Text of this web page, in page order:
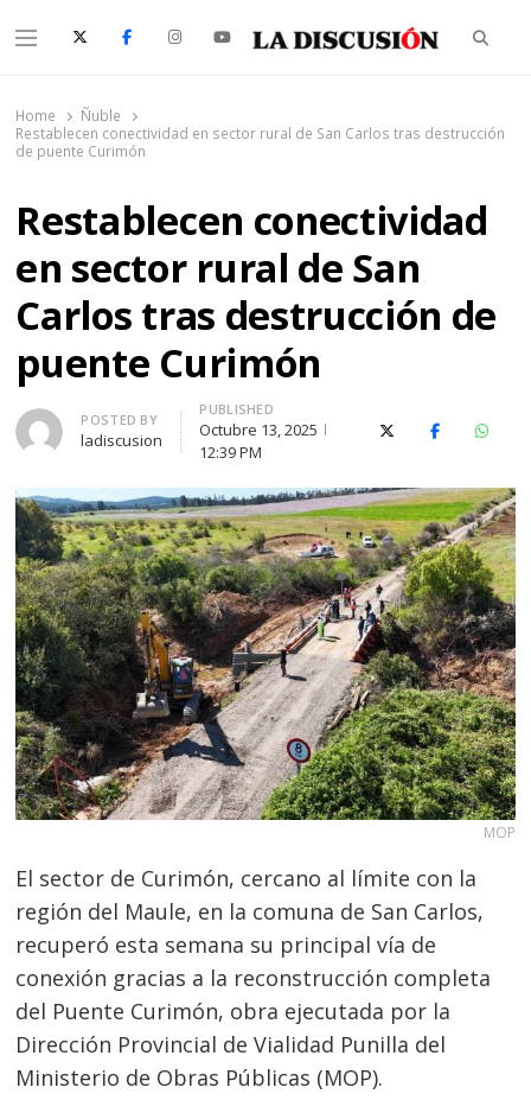
Menu
Home
Ñuble
Restablecen conectividad en sector rural de San Carlos tras destrucción
de puente Curimón
Restablecen conectividad
en sector rural de San
Carlos tras destrucción de
puente Curimón
Author
POSTED BY
ladiscusion
PUBLISHED
Octubre 13, 2025
12:39 PM
X (Twitter)Facebook
MOP
El sector de Curimón, cercano al límite con la
región del Maule, en la comuna de San Carlos,
recuperó esta semana su principal vía de
conexión gracias a la reconstrucción completa
del Puente Curimón, obra ejecutada por la
Dirección Provincial de Vialidad Punilla del
Ministerio de Obras Públicas (MOP).